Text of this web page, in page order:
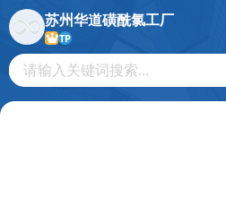
苏州华道磺酰氯工厂
TP